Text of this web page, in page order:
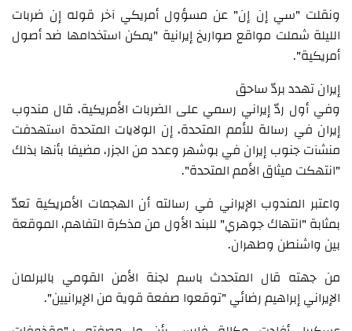
ونقلت "سي إن إن" عن مسؤول أمريكي آخر قوله إن ضربات
الليلة شملت مواقع صواريخ إيرانية "يمكن استخدامها ضد أصول
أمريكية".
إيران تهدد بردّ ساحق
وفي أول ردّ إيراني رسمي على الضربات الأمريكية، قال مندوب
إيران في رسالة للأمم المتحدة، إن الولايات المتحدة استهدفت
منشآت جنوب إيران في بوشهر وعدد من الجزر، مضيفا بأنها بذلك
"انتهكت ميثاق الأمم المتحدة".
واعتبر المندوب الإيراني في رسالته أن الهجمات الأمريكية تعدّ
بمثابة "انتهاك جوهري" للبند الأول من مذكرة التفاهم، الموقعة
بين واشنطن وطهران.
من جهته قال المتحدث باسم لجنة الأمن القومي بالبرلمان
الإيراني إبراهيم رضائي "توقعوا صفعة قوية من الإيرانيين".